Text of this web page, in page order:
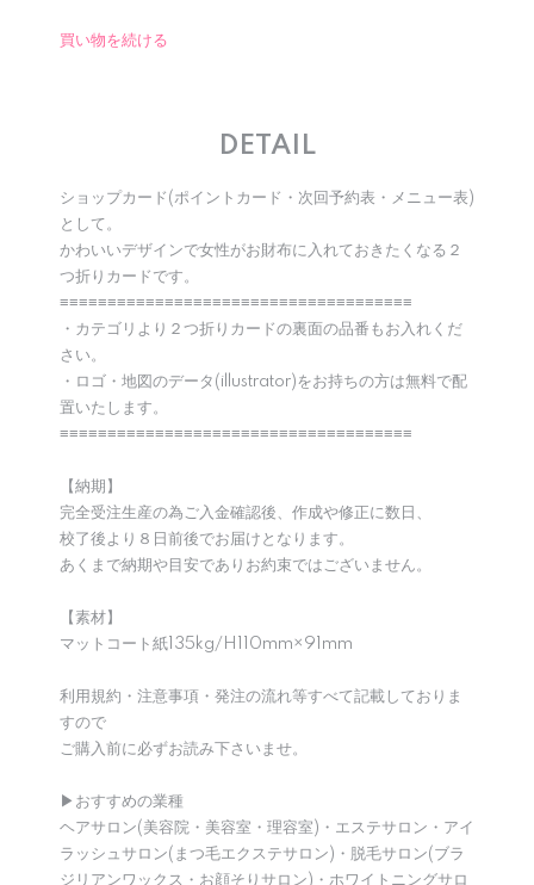
買い物を続ける
DETAIL
ショップカード(ポイントカード・次回予約表・メニュー表)
として。
かわいいデザインで女性がお財布に入れておきたくなる２
つ折りカードです。
≡≡≡≡≡≡≡≡≡≡≡≡≡≡≡≡≡≡≡≡≡≡≡≡≡≡≡≡≡≡≡≡≡≡≡≡≡
・カテゴリより２つ折りカードの裏面の品番もお入れくだ
さい。
・ロゴ・地図のデータ(illustrator)をお持ちの方は無料で配
置いたします。
≡≡≡≡≡≡≡≡≡≡≡≡≡≡≡≡≡≡≡≡≡≡≡≡≡≡≡≡≡≡≡≡≡≡≡≡≡
【納期】
完全受注生産の為ご入金確認後、作成や修正に数日、
校了後より８日前後でお届けとなります。
あくまで納期や目安でありお約束ではございません。
【素材】
マットコート紙135kg/H110mm×91mm
利用規約・注意事項・発注の流れ等すべて記載しておりま
すので
ご購入前に必ずお読み下さいませ。
▶︎おすすめの業種
ヘアサロン(美容院・美容室・理容室)・エステサロン・アイ
ラッシュサロン(まつ毛エクステサロン)・脱毛サロン(ブラ
ジリアンワックス・お顔そりサロン)・ホワイトニングサロ